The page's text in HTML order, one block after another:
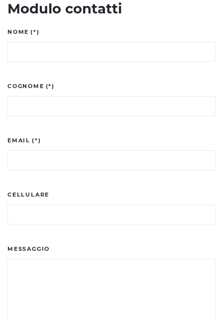
Modulo contatti
NOME (*)
COGNOME (*)
EMAIL (*)
CELLULARE
MESSAGGIO